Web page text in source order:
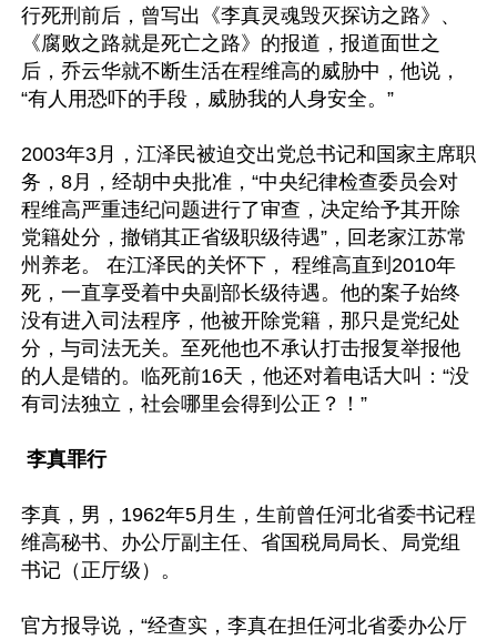
行死刑前后，曾写出《李真灵魂毁灭探访之路》、
《腐败之路就是死亡之路》的报道，报道面世之
后，乔云华就不断生活在程维高的威胁中，他说，
“有人用恐吓的手段，威胁我的人身安全。”
2003年3月，江泽民被迫交出党总书记和国家主席职
务，8月，经胡中央批准，“中央纪律检查委员会对
程维高严重违纪问题进行了审查，决定给予其开除
党籍处分，撤销其正省级职级待遇”，回老家江苏常
州养老。 在江泽民的关怀下， 程维高直到2010年
死，一直享受着中央副部长级待遇。他的案子始终
没有进入司法程序，他被开除党籍，那只是党纪处
分，与司法无关。至死他也不承认打击报复举报他
的人是错的。临死前16天，他还对着电话大叫：“没
有司法独立，社会哪里会得到公正？！”
李真罪行
李真，男，1962年5月生，生前曾任河北省委书记程
维高秘书、办公厅副主任、省国税局局长、局党组
书记（正厅级）。
官方报导说，“经查实，李真在担任河北省委办公厅